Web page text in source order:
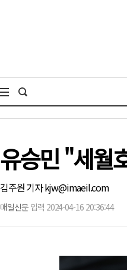
유승민 "세월
김주원 기자 kjw@imaeil.com
매일신문 입력 2024-04-16 20:36:44